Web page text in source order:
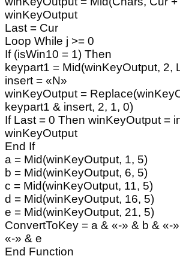
winKeyOutput
Last = Cur
Loop While j >= 0
If (isWin10 = 1) Then
keypart1 = Mid(winKeyOutput, 2,
insert = «N»
winKeyOutput =
keypart1 & insert, 2, 1, 0)
If Last = 0 Then winKeyOutput =
winKeyOutput
End If
a = Mid(winKeyOutput, 1, 5)
b = Mid(winKeyOutput, 6, 5)
c = Mid(winKeyOutput, 11, 5)
d = Mid(winKeyOutput, 16, 5)
e = Mid(winKeyOutput, 21, 5)
ConvertToKey = a & «-» & b & «-
«-» & e
End Function